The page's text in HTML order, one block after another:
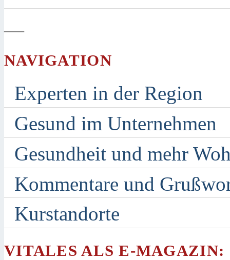
—
NAVIGATION
Experten in der Region
Gesund im Unternehmen
Gesundheit und mehr
Kommentare und
Kurstandorte
VITALES ALS E-MAGAZIN: